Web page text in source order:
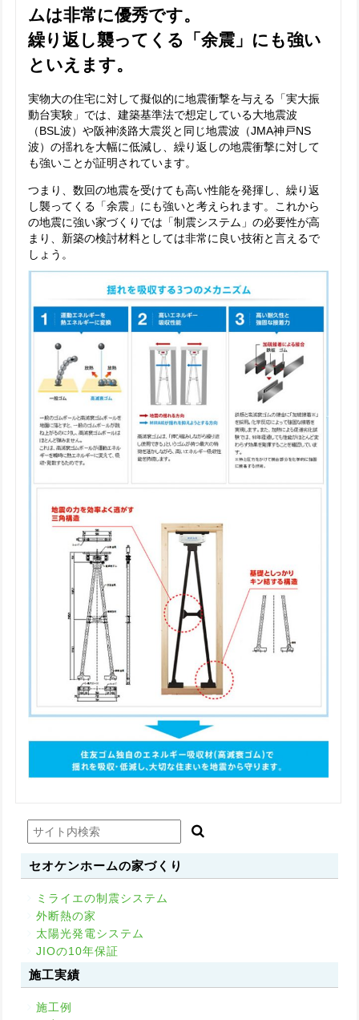
ムは非常に優秀です。
繰り返し襲ってくる「余震」にも強い
といえます。
実物大の住宅に対して擬似的に地震衝撃を与える「実大振
動台実験」では、建築基準法で想定している大地震波
（BSL波）や阪神淡路大震災と同じ地震波（JMA神戸NS
波）の揺れを大幅に低減し、繰り返しの地震衝撃に対して
も強いことが証明されています。
つまり、数回の地震を受けても高い性能を発揮し、繰り返
し襲ってくる「余震」にも強いと考えられます。これから
の地震に強い家づくりでは「制震システム」の必要性が高
まり、新築の検討材料としては非常に良い技術と言えるで
しょう。
セオケンホームの家づくり
ミライエの制震システム
外断熱の家
太陽光発電システム
JIOの10年保証
施工実績
施工例